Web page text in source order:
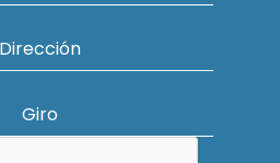
Dirección
Giro